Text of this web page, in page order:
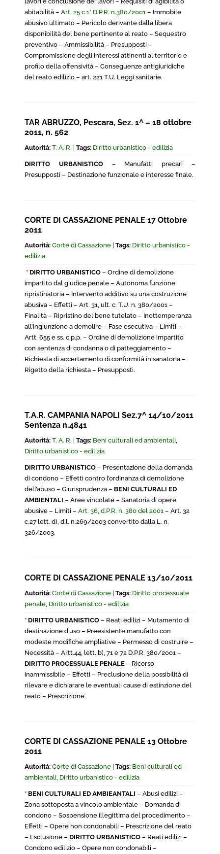
abitabilità – Art. 25 c.1° D.P.R. n.380/2001 – Immobile
abusivo ultimato – Pericolo derivante dalla libera
disponibilità del bene pertinente al reato – Sequestro
preventivo – Ammissibilità – Presupposti –
Compromissione degli interessi attinenti al territorio e
profilo della offensività – Conseguenze antigiuridiche
del reato edilizio – art. 221 T.U. Leggi sanitarie.
TAR ABRUZZO, Pescara, Sez. 1^ – 18 ottobre
2011, n. 562
Autorità: T. A. R. Tags: Diritto urbanistico - edilizia
DIRITTO URBANISTICO– Manufatti precari –
Presupposti – Destinazione funzionale e interesse finale.
CORTE DI CASSAZIONE PENALE 17 Ottobre
2011
Autorità: Corte di Cassazione Tags: Diritto urbanistico -
edilizia
* DIRITTO URBANISTICO – Ordine di demolizione
impartito dal giudice penale – Autonoma funzione
ripristinatoria – Intervento additivo su una costruzione
abusiva – Effetti – Art. 31, ult. c. T.U. n. 380/2001 –
Finalità – Ripristino del bene tutelato – Inottemperanza
all’ingiunzione a demolire – Fase esecutiva – Limiti –
Artt. 655 e ss. c.p.p. – Ordine di demolizione impartito
con sentenza di condanna o di patteggiamento –
Richiesta di accertamento di conformità in sanatoria –
Rigetto della richiesta – Presupposti.
T.A.R. CAMPANIA NAPOLI Sez.7^ 14/10/2011
Sentenza n.4841
Autorità: T. A. R. Tags: Beni culturali ed ambientali,
Diritto urbanistico - edilizia
DIRITTO URBANISTICO – Presentazione della domanda
di condono – Effetti contro l’ordinanza di demolizione
dell’abuso – Giurisprudenza – BENI CULTURALI ED
AMBIENTALI – Aree vincolate – Sanatoria di opere
abusive – Limiti – Art. 36, d.P.R. n. 380 del 2001 – Art. 32
c.27 lett. d), d.l. n.269/2003 convertito dalla L. n.
326/2003.
CORTE DI CASSAZIONE PENALE 13/10/2011
Autorità: Corte di Cassazione Tags: Diritto processuale
penale, Diritto urbanistico - edilizia
* DIRITTO URBANISTICO – Reati edilizi – Mutamento di
destinazione d’uso – Preesistente manufatto con
modeste modifiche ampliative – Permesso di costruire –
Necessità – Artt.44, lett. b), 71 e 72 D.P.R. 380/2001 –
DIRITTO PROCESSUALE PENALE – Ricorso
inammissibile – Effetti – Preclusione della possibilità di
rilevare e dichiarare le eventuali cause di estinzione del
reato – Prescrizione.
CORTE DI CASSAZIONE PENALE 13 Ottobre
2011
Autorità: Corte di Cassazione Tags: Beni culturali ed
ambientali, Diritto urbanistico - edilizia
* BENI CULTURALI ED AMBIEANTALI – Abusi edilizi –
Zona sottoposta a vincolo ambientale – Domanda di
condono – Sospensione illegittima del procedimento –
Effetti – Opere non condonabili – Prescrizione del reato
– Esclusione – DIRITTO URBANISTICO – Reati edilizi –
Condono edilizio – Opere non condonabili –